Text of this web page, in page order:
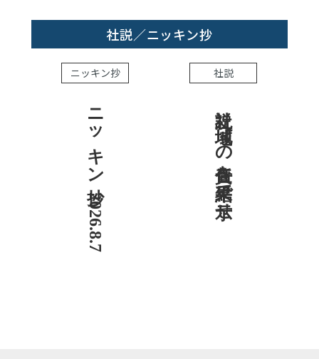
社説／ニッキン抄
ニッキン抄
ニッキン抄 2026.8.7
社説
社説 地域への責任を結果で示せ